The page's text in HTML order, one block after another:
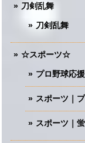
刀剣乱舞
刀剣乱舞
☆スポーツ☆
プロ野球応
スポーツ｜
スポーツ｜